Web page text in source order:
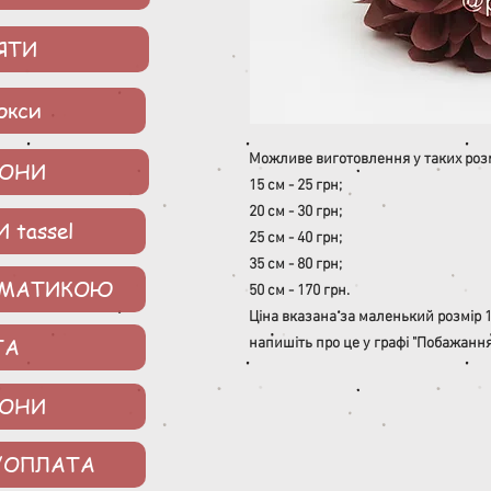
Можливе виготовлення у таких
15 см - 25 грн;
20 см - 30 грн;
25 см - 40 грн;
35 см - 80 грн;
50 см - 170 грн.
Ціна вказана за маленький розмір
напишіть про це у графі
tassel